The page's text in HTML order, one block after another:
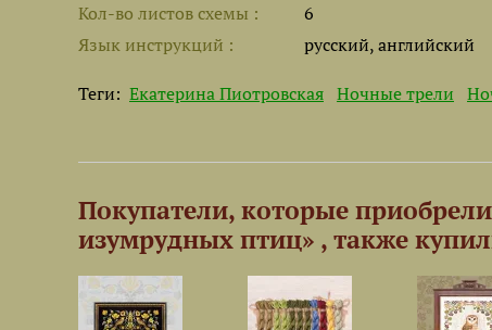
Кол-во листов схемы
6
Язык инструкций
русский, английский
Теги: Екатерина Пиотровская Ночные трели
Покупатели, которые
изумрудных птиц» , также